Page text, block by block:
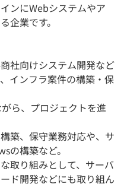
ンにWebシステムやア
企業です。
社向けシステム開発など
インフラ案件の構築・保
ら、プロジェクトを進
築、保守業務対応や、サ
の構築など。
取り組みとして、サーバ
ド開発などにも取り組ん